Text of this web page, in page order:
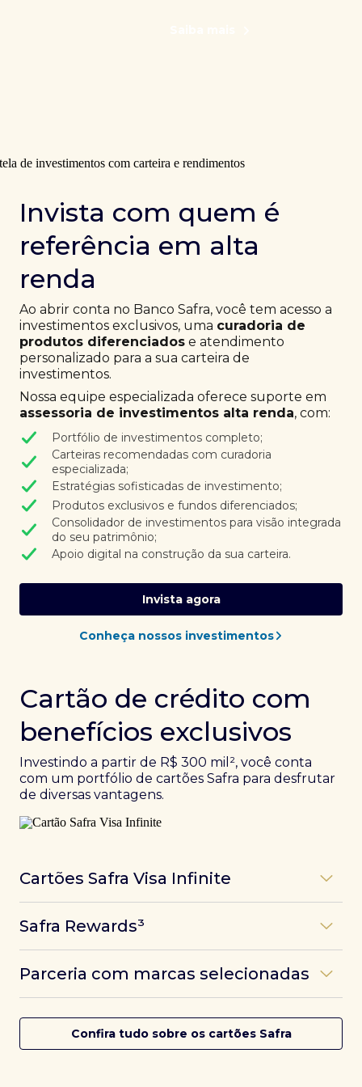
Invista com quem é
referência em alta
renda
Ao abrir conta no Banco Safra, você tem acesso a
investimentos exclusivos, uma curadoria de
produtos diferenciados e atendimento
personalizado para a sua carteira de
investimentos.
Nossa equipe especializada oferece suporte em
assessoria de investimentos alta renda, com:
Portfólio de investimentos completo;
Carteiras recomendadas com curadoria
especializada;
Estratégias sofisticadas de investimento;
Produtos exclusivos e fundos diferenciados;
Consolidador de investimentos para visão integrada
do seu patrimônio;
Apoio digital na construção da sua carteira.
Invista agora
Conheça nossos investimentos
Cartão de crédito com
benefícios exclusivos
Investindo a partir de R$ 300 mil², você conta
com um portfólio de cartões Safra para desfrutar
de diversas vantagens.
Cartões Safra Visa Infinite
experiências refinadas a benefícios únicos, como
converte seus investimentos em limite no cartão e
conta com acesso a mais de 1.400 salas VIP Dragon
Pass ao redor do mundo.
Safra Rewards³
das melhores pontuações do mercado.
Parceria com marcas selecionadas
cartões Safra.
Confira tudo sobre os cartões Safra